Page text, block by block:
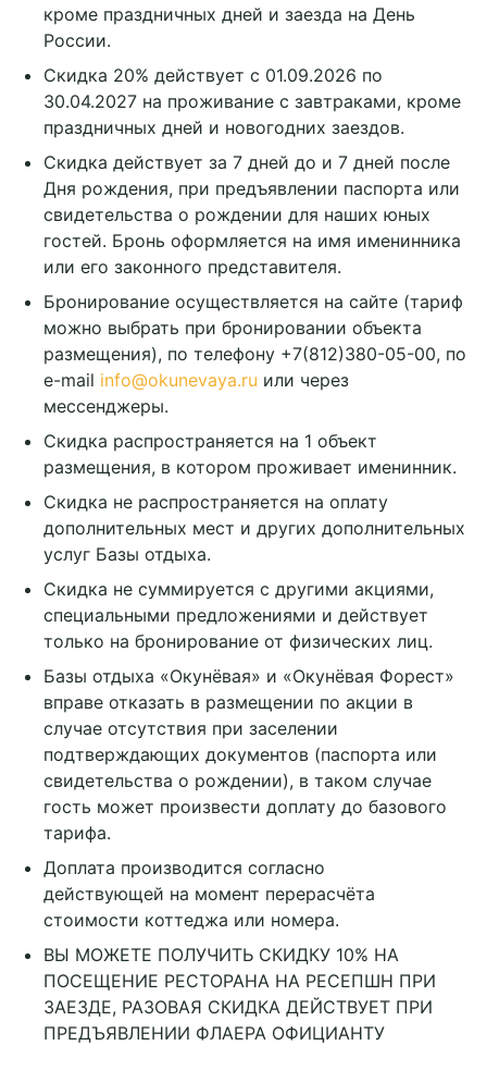
кроме праздничных дней и заезда на День
России.
Скидка 20% действует с 01.09.2026 по
30.04.2027 на проживание с завтраками, кроме
праздничных дней и новогодних заездов.
Скидка действует за 7 дней до и 7 дней после
Дня рождения, при предъявлении паспорта или
свидетельства о рождении для наших юных
гостей. Бронь оформляется на имя именинника
или его законного представителя.
Бронирование осуществляется на сайте (тариф
можно выбрать при бронировании объекта
размещения), по телефону +7(812)380-05-00, по
e-mail info@okunevaya.ru или через
мессенджеры.
Скидка распространяется на 1 объект
размещения, в котором проживает именинник.
Скидка не распространяется на оплату
дополнительных мест и других дополнительных
услуг Базы отдыха.
Скидка не суммируется с другими акциями,
специальными предложениями и действует
только на бронирование от физических лиц.
Базы отдыха «Окунёвая» и «Окунёвая Форест»
вправе отказать в размещении по акции в
случае отсутствия при заселении
подтверждающих документов (паспорта или
свидетельства о рождении), в таком случае
гость может произвести доплату до базового
тарифа.
Доплата производится согласно
действующей на момент перерасчёта
стоимости коттеджа или номера.
ВЫ МОЖЕТЕ ПОЛУЧИТЬ СКИДКУ 10% НА
ПОСЕЩЕНИЕ РЕСТОРАНА НА РЕСЕПШН ПРИ
ЗАЕЗДЕ, РАЗОВАЯ СКИДКА ДЕЙСТВУЕТ ПРИ
ПРЕДЪЯВЛЕНИИ ФЛАЕРА ОФИЦИАНТУ